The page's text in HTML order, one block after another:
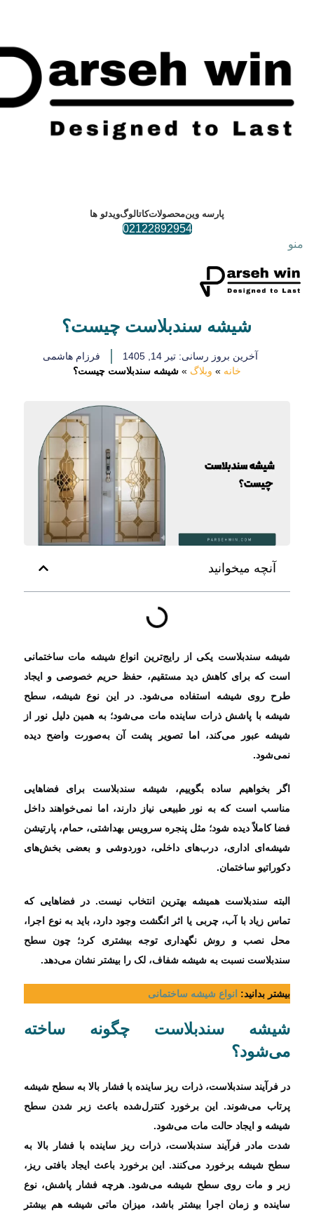
پارسه وینمحصولاتکاتالوگویدئو ها
02122892954
منو
شیشه سندبلاست چیست؟
آخرین بروز رسانی: تیر 14, 1405 فرزام هاشمی
خانه » وبلاگ »شیشه سندبلاست چیست؟
آنچه میخوانید
شیشه سندبلاست یکی از رایج‌ترین انواع شیشه مات ساختمانی
است که برای کاهش دید مستقیم، حفظ حریم خصوصی و ایجاد
طرح روی شیشه استفاده می‌شود. در این نوع شیشه، سطح
شیشه با پاشش ذرات ساینده مات می‌شود؛ به همین دلیل نور از
شیشه عبور می‌کند، اما تصویر پشت آن به‌صورت واضح دیده
نمی‌شود.
اگر بخواهیم ساده بگوییم، شیشه سندبلاست برای فضاهایی
مناسب است که به نور طبیعی نیاز دارند، اما نمی‌خواهند داخل
فضا کاملاً دیده شود؛ مثل پنجره سرویس بهداشتی، حمام، پارتیشن
شیشه‌ای اداری، درب‌های داخلی، دوردوشی و بعضی بخش‌های
دکوراتیو ساختمان.
البته سندبلاست همیشه بهترین انتخاب نیست. در فضاهایی که
تماس زیاد با آب، چربی یا اثر انگشت وجود دارد، باید به نوع اجرا،
محل نصب و روش نگهداری توجه بیشتری کرد؛ چون سطح
سندبلاست نسبت به شیشه شفاف، لک را بیشتر نشان می‌دهد.
بیشتر بدانید: انواع شیشه ساختمانی
شیشه سندبلاست چگونه ساخته
می‌شود؟
در فرآیند سندبلاست، ذرات ریز ساینده با فشار بالا به سطح شیشه
پرتاب می‌شوند. این برخورد کنترل‌شده باعث زبر شدن سطح
شیشه و ایجاد حالت مات می‌شود.
شدت مادر فرآیند سندبلاست، ذرات ریز ساینده با فشار بالا به
سطح شیشه برخورد می‌کنند. این برخورد باعث ایجاد بافتی ریز،
زبر و مات روی سطح شیشه می‌شود. هرچه فشار پاشش، نوع
ساینده و زمان اجرا بیشتر باشد، میزان ماتی شیشه هم بیشتر